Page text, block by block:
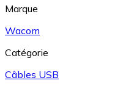
Marque
Wacom
Catégorie
Câbles USB